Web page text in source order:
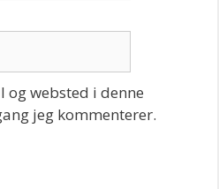
og websted i denne
jeg kommenterer.